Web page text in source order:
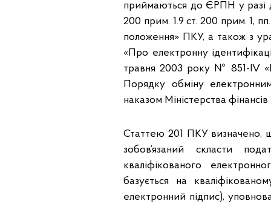
приймаються до ЄРПН у разі
200 прим. 1.9 ст. 200 прим. 1, пп.
положення» ПКУ, а також з
«Про електронну
травня 2003 року № 851-IV
Порядку обміну
наказом Міністерства
Статтею 201 ПКУ визначено,
зобов’язаний скласти
кваліфікованого
базується на
електронний підпис),